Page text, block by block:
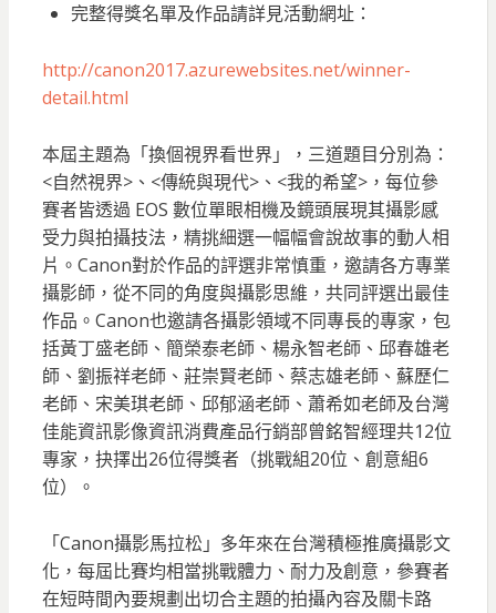
完整得獎名單及作品請詳見活動網址：
http://canon2017.azurewebsites.net/winner-
detail.html
本屆主題為「換個視界看世界」，三道題目分別為：
<自然視界>、<傳統與現代>、<我的希望>，每位參
賽者皆透過 EOS 數位單眼相機及鏡頭展現其攝影感
受力與拍攝技法，精挑細選一幅幅會說故事的動人相
片。Canon對於作品的評選非常慎重，邀請各方專業
攝影師，從不同的角度與攝影思維，共同評選出最佳
作品。Canon也邀請各攝影領域不同專長的專家，包
括黃丁盛老師、簡榮泰老師、楊永智老師、邱春雄老
師、劉振祥老師、莊崇賢老師、蔡志雄老師、蘇歷仁
老師、宋美琪老師、邱郁涵老師、蕭希如老師及台灣
佳能資訊影像資訊消費產品行銷部曾銘智經理共12位
專家，抉擇出26位得獎者（挑戰組20位、創意組6
位）。
「Canon攝影馬拉松」多年來在台灣積極推廣攝影文
化，每屆比賽均相當挑戰體力、耐力及創意，參賽者
在短時間內要規劃出切合主題的拍攝內容及關卡路